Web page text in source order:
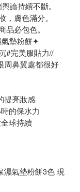
論持續不斷。
膚色滿分。
必包色。
墊粉餅✦
#完美服貼力//
周鼻翼處都很好
提亮妝感
的保水力
球持續
濕氣墊粉餅3色 現